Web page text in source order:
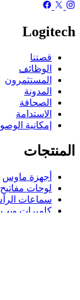
Logitech
قصتنا
الوظائف
المستثمرون
المدونة
الصحافة
الاستدامة
إمكانية
المنتجات
أجهزة ماوس
لوحات مفاتيح
سماعات
كاميرات ويب